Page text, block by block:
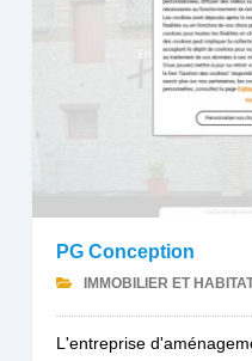
PG Conception
IMMOBILIER ET
L'entreprise